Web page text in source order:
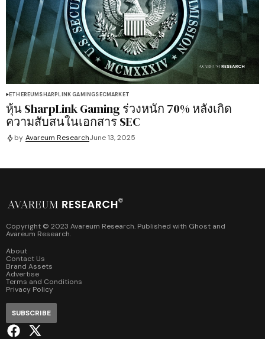
ETHEREUMSHARPLINK GAMINGSECMARKET
หุ้น SharpLink Gaming ร่วงหนัก 70% หลังเกิด
ความสับสนในเอกสาร SEC
by Avareum ResearchJune 13, 2025
Copyright © 2023 Avareum Research. Published with Ghost and
Avareum Research.
About
Contact Us
Brand Assets
Advertise
Terms and Conditions
Privacy Policy
SUBSCRIBE